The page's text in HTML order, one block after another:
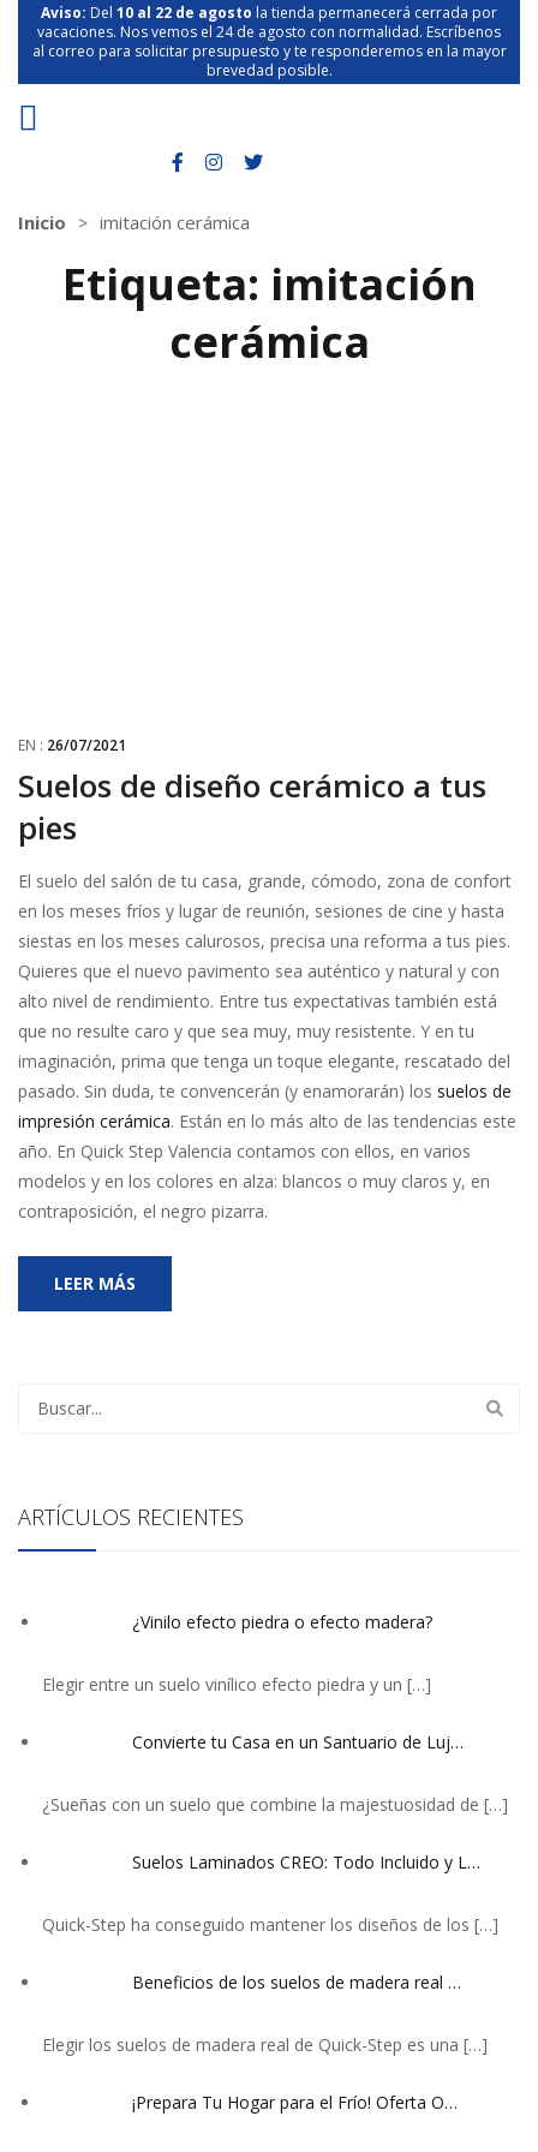
Aviso: Del 10 al 22 de agosto la tienda permanecerá cerrada por
vacaciones. Nos vemos el 24 de agosto con normalidad. Escríbenos
al correo para solicitar presupuesto y te responderemos en la mayor
brevedad posible.
Inicio imitación cerámica
Etiqueta: imitación
cerámica
EN : 26/07/2021
Suelos de diseño cerámico a tus
pies
El suelo del salón de tu casa, grande, cómodo, zona de confort
en los meses fríos y lugar de reunión, sesiones de cine y hasta
siestas en los meses calurosos, precisa una reforma a tus pies.
Quieres que el nuevo pavimento sea auténtico y natural y con
alto nivel de rendimiento. Entre tus expectativas también está
que no resulte caro y que sea muy, muy resistente. Y en tu
imaginación, prima que tenga un toque elegante, rescatado del
pasado. Sin duda, te convencerán (y enamorarán) los suelos de
impresión cerámica. Están en lo más alto de las tendencias este
año. En Quick Step Valencia contamos con ellos, en varios
modelos y en los colores en alza: blancos o muy claros y, en
contraposición, el negro pizarra.
LEER MÁS
ARTÍCULOS RECIENTES
¿Vinilo efecto piedra o efecto madera?
Elegir entre un suelo vinílico efecto piedra y un […]
Convierte tu Casa en un Santuario de Luj…
¿Sueñas con un suelo que combine la majestuosidad de […]
Suelos Laminados CREO: Todo Incluido y L…
Quick-Step ha conseguido mantener los diseños de los […]
Beneficios de los suelos de madera real …
Elegir los suelos de madera real de Quick-Step es una […]
¡Prepara Tu Hogar para el Frío! Oferta O…